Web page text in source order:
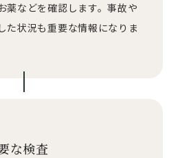
薬などを確認します。事故や
た状況も重要な情報になりま
な検査